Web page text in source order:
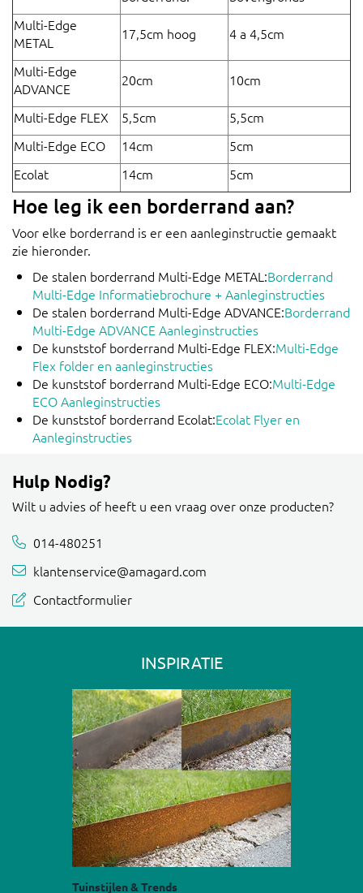
Multi-Edge
METAL
17,5cm hoog 4 a 4,5cm
Multi-Edge
ADVANCE
20cm 10cm
Multi-Edge FLEX 5,5cm
5,5cm
Multi-Edge ECO
14cm
5cm
Ecolat
14cm 5cm
Hoe leg ik een borderrand aan?
Voor elke borderrand is er een aanleginstructie gemaakt
zie hieronder.
De stalen borderrand Multi-Edge METAL:Borderrand
Multi-Edge Informatiebrochure + Aanleginstructies
De stalen borderrand Multi-Edge ADVANCE:Borderrand
Multi-Edge ADVANCE Aanleginstructies
De kunststof borderrand Multi-Edge FLEX:Multi-Edge
Flex folder en aanleginstructies
De kunststof borderrand Multi-Edge ECO:Multi-Edge
ECO Aanleginstructies
De kunststof borderrand Ecolat:Ecolat Flyer en
Aanleginstructies
Hulp Nodig?
Wilt u advies of heeft u een vraag over onze producten?
014-480251
klantenservice@amagard.com
Contactformulier
INSPIRATIE
Tuinstijlen & Trends